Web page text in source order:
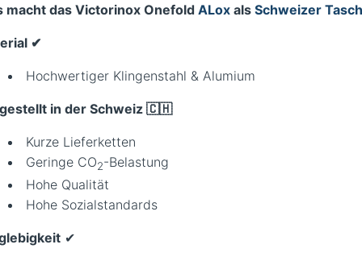
macht das Victorinox Onefold ALox als Schweizer
✔︎
Hochwertiger Klingenstahl & Alumium
in der Schweiz 🇨🇭
Kurze Lieferketten
Geringe CO2-Belastung
Hohe Qualität
Hohe Sozialstandards
✔︎